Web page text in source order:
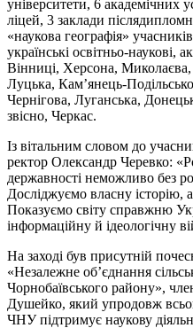
університети, 6 академічних
ліцей, 3 заклади
«наукова географія»
українські освітньо-наукові,
Вінниці, Херсона,
Луцька, Кам’янець-
Чернігова, Луганська,
звісно, Черкас.
Із вітальним словом до
ректор Олександр Черевко:
державності неможливо без
Досліджуємо власну історію, а
Показуємо світу справжню
інформаційну й ідеологічну
На заході був присутній
«Незалежне об’єднання
Чорнобаївського району»,
Душейко, який упродовж
ЧНУ підтримує наукову